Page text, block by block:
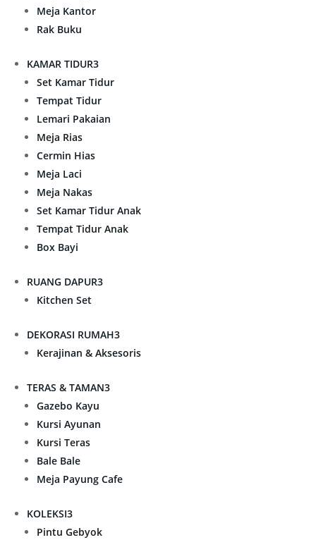
Meja Kantor
Rak Buku
KAMAR TIDUR3
Set Kamar Tidur
Tempat Tidur
Lemari Pakaian
Meja Rias
Cermin Hias
Meja Laci
Meja Nakas
Set Kamar Tidur Anak
Tempat Tidur Anak
Box Bayi
RUANG DAPUR3
Kitchen Set
DEKORASI RUMAH3
Kerajinan & Aksesoris
TERAS & TAMAN3
Gazebo Kayu
Kursi Ayunan
Kursi Teras
Bale Bale
Meja Payung Cafe
KOLEKSI3
Pintu Gebyok